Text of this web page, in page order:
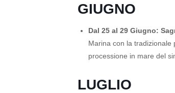
GIUGNO
Dal 25 al 29 Giugno:
Marina con la tradizionale
processione in mare del
LUGLIO